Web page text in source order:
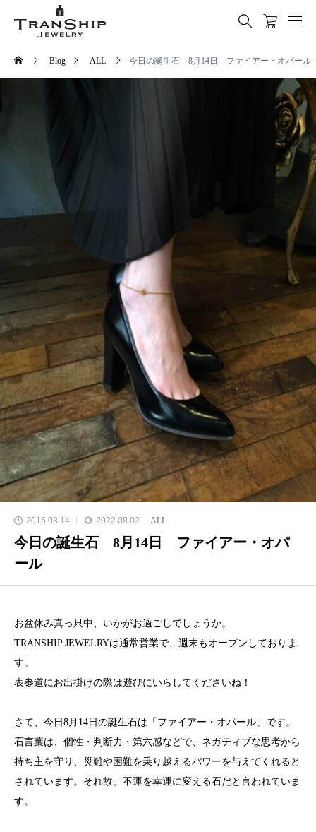
Blog ALL 今日の誕生石 8月14日 ファイアー・オパール
2015.08.14 2022.08.02 ALL
今日の誕生石 8月14日 ファイアー・オパ
ール
お盆休み真っ只中、いかがお過ごしでしょうか。
TRANSHIP JEWELRYは通常営業で、週末もオープンしておりま
す。
表参道にお出掛けの際は遊びにいらしてくださいね！
さて、今日8月14日の誕生石は「ファイアー・オパール」です。
石言葉は、個性・判断力・第六感などで、ネガティブな思考から
持ち主を守り、災難や困難を乗り越えるパワーを与えてくれると
されています。それ故、不運を幸運に変える石だと言われていま
す。